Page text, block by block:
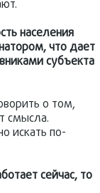
населения
что дает
субъекта
о том,
смысла.
искать по-
сейчас, то